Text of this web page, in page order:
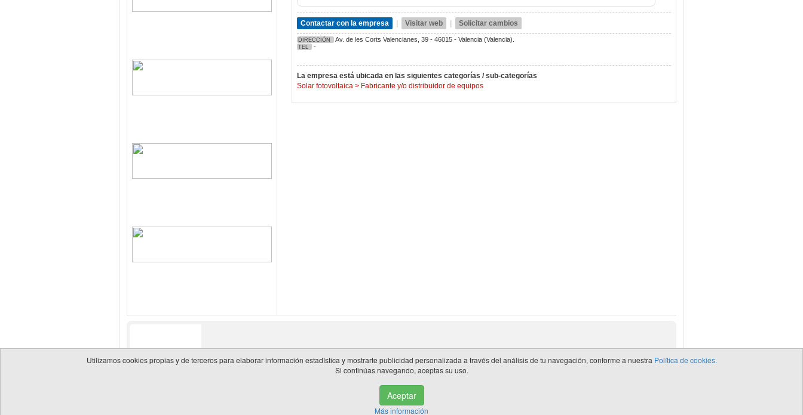
Contactar con la empresa Visitar web Solicitar cambios
DIRECCIÓN Av. de les Corts Valencianes, 39 - 46015 - Valencia (Valencia).
TEL -
La empresa está ubicada en las siguientes categorías / sub-categorías
Solar fotovoltaica > Fabricante y/o distribuidor de equipos
Utilizamos cookies propias y de terceros para elaborar información estadística y mostrarte publicidad personalizada a través del análisis de tu navegación, conforme a nuestra Política de cookies.
Si continúas navegando, aceptas su uso.
Aceptar
Más información
Aviso legal | Información adicional